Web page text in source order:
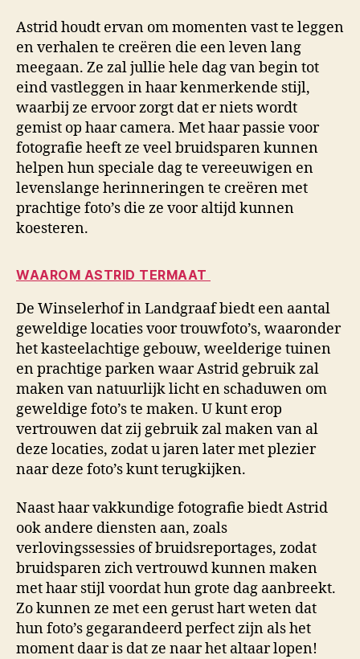
Astrid houdt ervan om momenten vast te leggen
en verhalen te creëren die een leven lang
meegaan. Ze zal jullie hele dag van begin tot
eind vastleggen in haar kenmerkende stijl,
waarbij ze ervoor zorgt dat er niets wordt
gemist op haar camera. Met haar passie voor
fotografie heeft ze veel bruidsparen kunnen
helpen hun speciale dag te vereeuwigen en
levenslange herinneringen te creëren met
prachtige foto’s die ze voor altijd kunnen
koesteren.
WAAROM ASTRID TERMAAT
De Winselerhof in Landgraaf biedt een aantal
geweldige locaties voor trouwfoto’s, waaronder
het kasteelachtige gebouw, weelderige tuinen
en prachtige parken waar Astrid gebruik zal
maken van natuurlijk licht en schaduwen om
geweldige foto’s te maken. U kunt erop
vertrouwen dat zij gebruik zal maken van al
deze locaties, zodat u jaren later met plezier
naar deze foto’s kunt terugkijken.
Naast haar vakkundige fotografie biedt Astrid
ook andere diensten aan, zoals
verlovingssessies of bruidsreportages, zodat
bruidsparen zich vertrouwd kunnen maken
met haar stijl voordat hun grote dag aanbreekt.
Zo kunnen ze met een gerust hart weten dat
hun foto’s gegarandeerd perfect zijn als het
moment daar is dat ze naar het altaar lopen!